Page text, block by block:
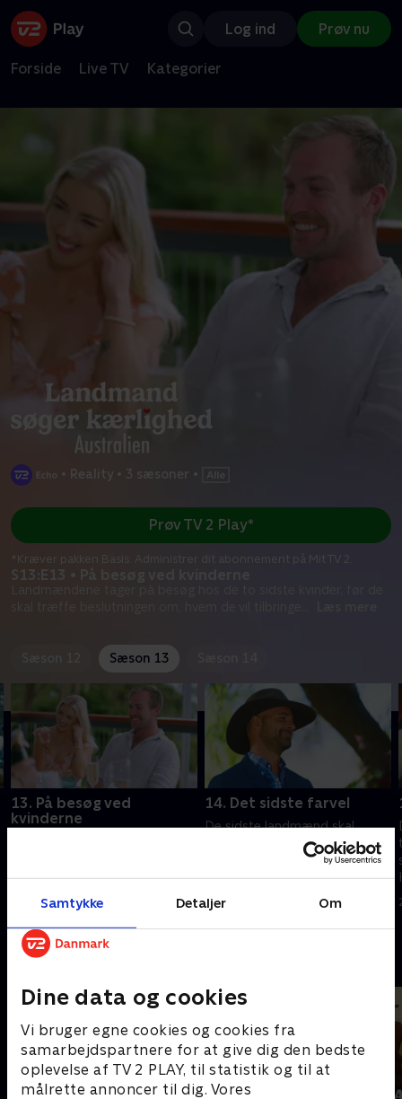
Samtykke Detaljer Om
Dine data og cookies
Vi bruger egne cookies og cookies fra
samarbejdspartnere for at give dig den bedste
oplevelse af TV 2 PLAY, til statistik og til at
målrette annoncer til dig. Vores
Log ind Prøv nu
Forside Live TV Kategorier
• Reality • 3 sæsoner •
S13:E13 • På besøg ved kvinderne
Landmændene tager på besøg hos de to sidste kvinder, før de
Prøv TV 2 Play*
*Kræver pakken Basis. Administrer dit abonnement på Mit TV 2.
Sæson 13
13. På besøg ved
kvinderne
skal træffe beslutningen om,
deres liv med.
14. Det sidste farvel
De sidste landmænd skal
træffe beslutningen om, hvem
de vil slutte eventyret med.
Hvem ender med kærligheden,
hjerte?
21. januar 2025 • 57 min
Andre så også